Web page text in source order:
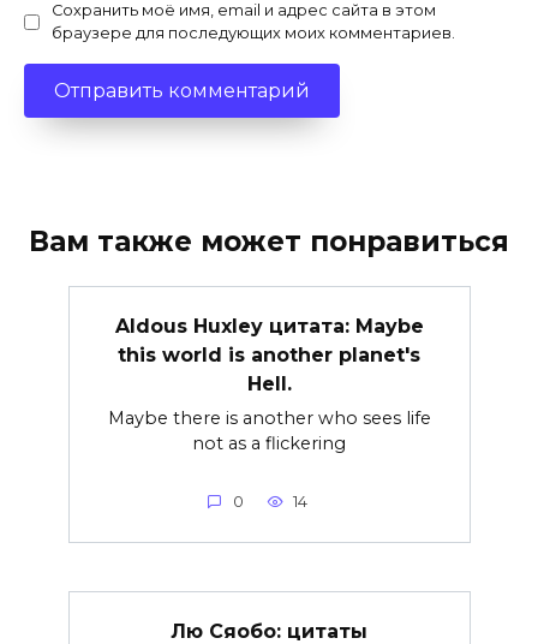
Сохранить моё имя, email и адрес сайта в этом
браузере для последующих моих комментариев.
Вам также может понравиться
Aldous Huxley цитата: Maybe
this world is another planet's
Hell.
Maybe there is another who sees life
not as a flickering
0 14
Лю Сяобо: цитаты